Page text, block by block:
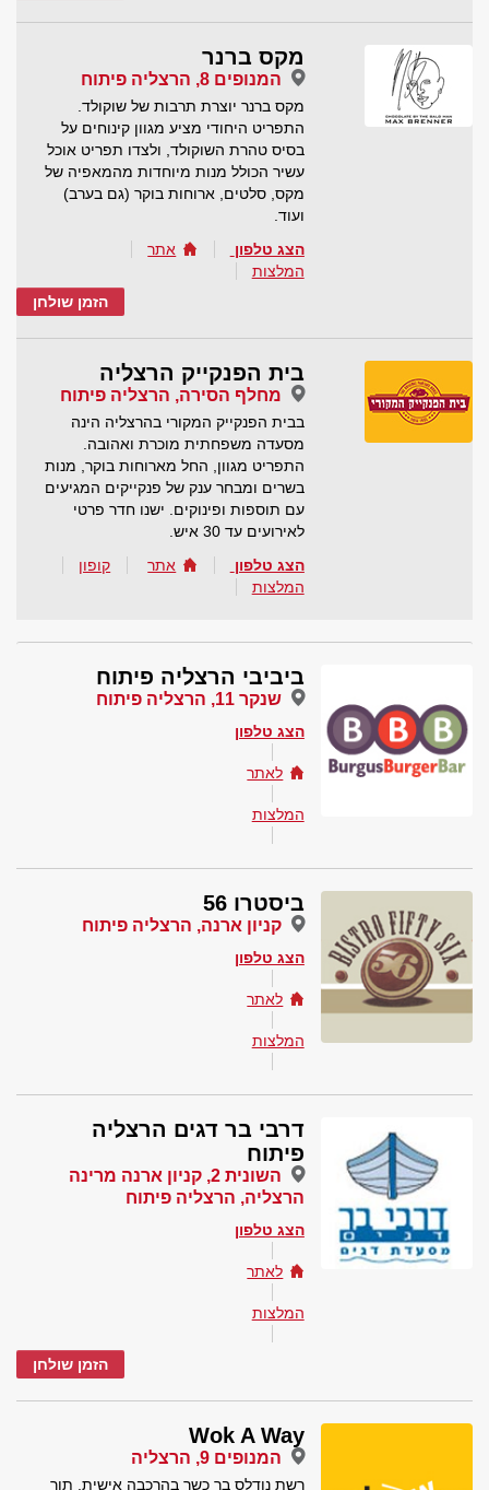
מקס ברנר
המנופים 8, הרצליה פיתוח
מקס ברנר יוצרת תרבות של שוקולד.
התפריט היחודי מציע מגוון קינוחים על
בסיס טהרת השוקולד, ולצדו תפריט אוכל
עשיר הכולל מנות מיוחדות מהמאפיה של
מקס, סלטים, ארוחות בוקר (גם בערב)
ועוד.
הצג טלפון
אתר
המלצות
הזמן שולחן
בית הפנקייק הרצליה
מחלף הסירה, הרצליה פיתוח
בבית הפנקייק המקורי בהרצליה הינה
מסעדה משפחתית מוכרת ואהובה.
התפריט מגוון, החל מארוחות בוקר, מנות
בשרים ומבחר ענק של פנקייקים המגיעים
עם תוספות ופינוקים. ישנו חדר פרטי
לאירועים עד 30 איש.
הצג טלפון אתר
קופון
המלצות
ביביבי הרצליה פיתוח
שנקר 11, הרצליה פיתוח
הצג טלפון
לאתר
המלצות
ביסטרו 56
קניון ארנה, הרצליה פיתוח
הצג טלפון
לאתר
המלצות
דרבי בר דגים הרצליה
פיתוח
השונית 2, קניון ארנה מרינה
הרצליה, הרצליה פיתוח
הצג טלפון
לאתר
המלצות
הזמן שולחן
Wok A Way
המנופים 9, הרצליה
רשת נודלס בר כשר בהרכבה אישית, תוך